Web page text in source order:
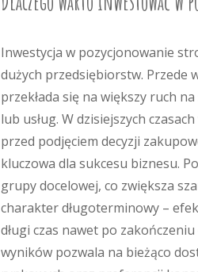
Inwestycja w pozycjonowanie
dużych przedsiębiorstw. Przede
przekłada się na większy ruch
lub usług. W dzisiejszych
przed podjęciem decyzji
kluczowa dla sukcesu biznesu.
grupy docelowej, co zwiększa
charakter długoterminowy –
długi czas nawet po
wyników pozwala na bieżąco